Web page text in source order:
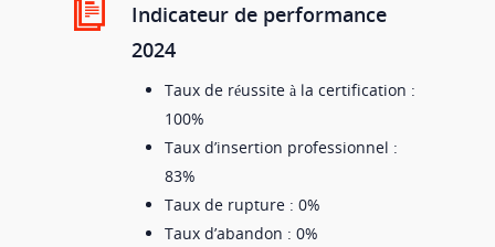
Indicateur de performance
2024
Taux de réussite à la certification :
100%
Taux d’insertion professionnel :
83%
Taux de rupture : 0%
Taux d’abandon : 0%